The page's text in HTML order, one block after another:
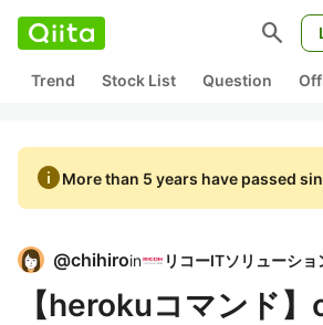
search
Trend Stock List Question
infoMore than 5 years have passed
@chihiroin
【herokuコマンド